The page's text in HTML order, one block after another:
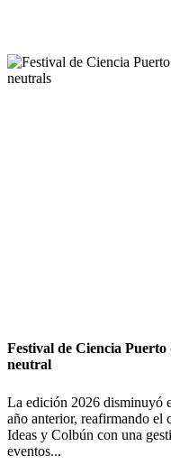
Festival de Ciencia Puerto
neutral
La edición 2026 disminuyó
año anterior, reafirmando el
Ideas y Colbún con una
eventos...